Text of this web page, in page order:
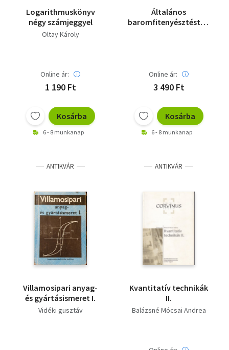
Logarithmuskönyv
négy számjeggyel
Oltay Károly
Online ár:
1 190 Ft
Kosárba
6 - 8 munkanap
Általános
baromfitenyésztéstan
Online ár:
3 490 Ft
Kosárba
6 - 8 munkanap
ANTIKVÁR
Villamosipari anyag-
és gyártásismeret I.
Vidéki gusztáv
ANTIKVÁR
Kvantitatív technikák
II.
Balázsné Mócsai Andrea